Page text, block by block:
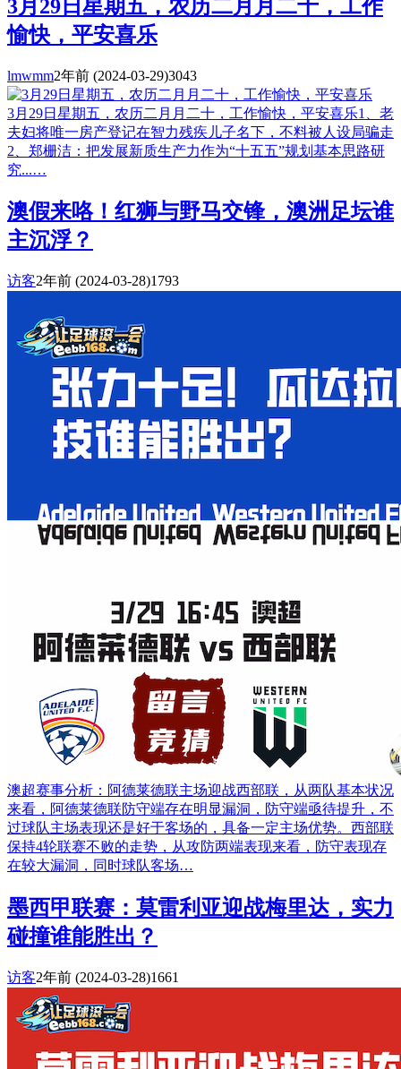
3月29日星期五，农历二月月二十，工作
愉快，平安喜乐
lmwmm2年前 (2024-03-29)3043
3月29日星期五，农历二月月二十，工作愉快，平安喜乐1、老
夫妇将唯一房产登记在智力残疾儿子名下，不料被人设局骗走
2、郑栅洁：把发展新质生产力作为“十五五”规划基本思路研
究...…
澳假来咯！红狮与野马交锋，澳洲足坛谁
主沉浮？
访客2年前 (2024-03-28)1793
澳超赛事分析：阿德莱德联主场迎战西部联，从两队基本状况
来看，阿德莱德联防守端存在明显漏洞，防守端亟待提升，不
过球队主场表现还是好于客场的，具备一定主场优势。西部联
保持4轮联赛不败的走势，从攻防两端表现来看，防守表现存
在较大漏洞，同时球队客场…
墨西甲联赛：莫雷利亚迎战梅里达，实力
碰撞谁能胜出？
访客2年前 (2024-03-28)1661